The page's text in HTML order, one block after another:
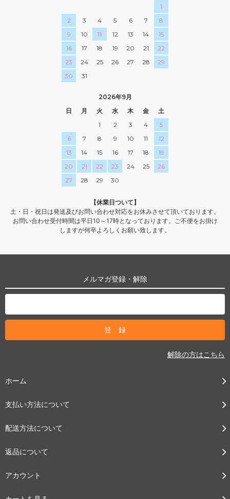
1
2
3 4 5 6 7
8
9
10 11 12 13 14
15
16
17 18 19 20 21
22
23
24 25 26 27 28
29
30
31
2026年9月
日
月 火 水 木 金
土
1
2 3 4
5
6
7 8 9 10 11
12
13
14 15 16 17 18
19
20
21 22 23 24 25
26
27
28 29 30
【休業日ついて】
土・日・祝日は発送及びお問い合わせ対応をお休みさせて頂いております。
お問い合わせ受付時間は平日10～17時となっております。ご不便をお掛け
しますが何卒よろしくお願い致します。
メルマガ登録・解除
解除の方はこちら
ホーム
支払い方法について
配送方法について
返品について
アカウント